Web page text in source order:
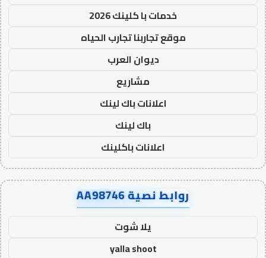
خدمات با كلينك 2026
موقع تجاربنا تجارب الحياه
ديوان العرب
مشاريع
اعلانات باك لينك
باك لينك
اعلانات باكلينك
روابط نصية AA98746
يلا شوت
yalla shoot